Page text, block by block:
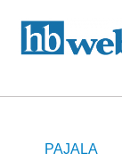
PAJALA